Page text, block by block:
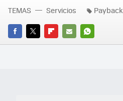
FACEBOOK
TWITTERFLIPBOARD
E-
WHATSAPP
TEMAS Servicios Payback